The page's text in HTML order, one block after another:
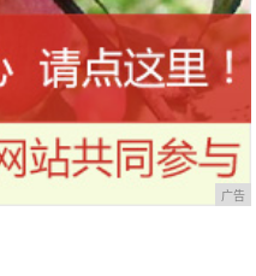
广告